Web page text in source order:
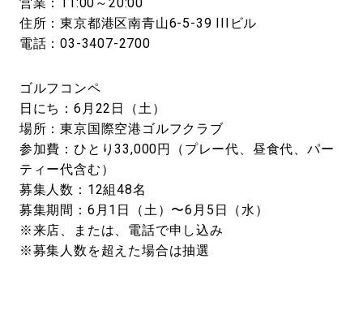
住所：東京都港区南⻘山6-5-39 IIIビル
電話：03-3407-2700
ゴルフコンペ
日にち：6月22日（土）
場所：東京国際空港ゴルフクラブ
参加費：ひとり33,000円（プレー代、昼食代、パー
ティー代含む）
募集人数：12組48名
募集期間：6月1日（土）〜6月5日（水）
※来店、または、電話で申し込み
※募集人数を超えた場合は抽選